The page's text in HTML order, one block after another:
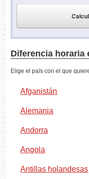
Diferencia horaria
Elige el país con el que
Afganistán
Alemania
Andorra
Angola
Antillas holandesas